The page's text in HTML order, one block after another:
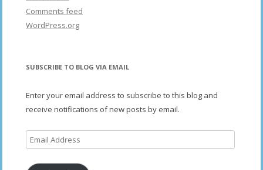
Comments feed
WordPress.org
SUBSCRIBE TO BLOG VIA EMAIL
Enter your email address to subscribe to this blog and
receive notifications of new posts by email.
Email
Address